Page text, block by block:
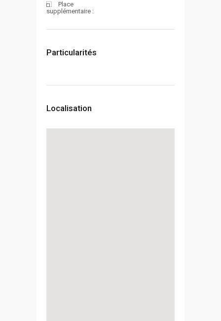
Place
supplémentaire :
Particularités
Localisation